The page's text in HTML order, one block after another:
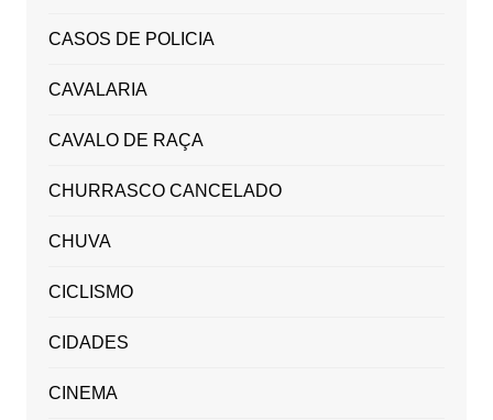
CASOS DE POLICIA
CAVALARIA
CAVALO DE RAÇA
CHURRASCO CANCELADO
CHUVA
CICLISMO
CIDADES
CINEMA